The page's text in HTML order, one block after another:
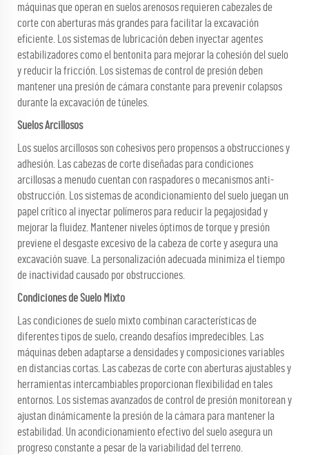
máquinas que operan en suelos arenosos requieren cabezales de
corte con aberturas más grandes para facilitar la excavación
eficiente. Los sistemas de lubricación deben inyectar agentes
estabilizadores como el bentonita para mejorar la cohesión del suelo
y reducir la fricción. Los sistemas de control de presión deben
mantener una presión de cámara constante para prevenir colapsos
durante la excavación de túneles.
Suelos Arcillosos
Los suelos arcillosos son cohesivos pero propensos a obstrucciones y
adhesión. Las cabezas de corte diseñadas para condiciones
arcillosas a menudo cuentan con raspadores o mecanismos anti-
obstrucción. Los sistemas de acondicionamiento del suelo juegan un
papel crítico al inyectar polímeros para reducir la pegajosidad y
mejorar la fluidez. Mantener niveles óptimos de torque y presión
previene el desgaste excesivo de la cabeza de corte y asegura una
excavación suave. La personalización adecuada minimiza el tiempo
de inactividad causado por obstrucciones.
Condiciones de Suelo Mixto
Las condiciones de suelo mixto combinan características de
diferentes tipos de suelo, creando desafíos impredecibles. Las
máquinas deben adaptarse a densidades y composiciones variables
en distancias cortas. Las cabezas de corte con aberturas ajustables y
herramientas intercambiables proporcionan flexibilidad en tales
entornos. Los sistemas avanzados de control de presión monitorean y
ajustan dinámicamente la presión de la cámara para mantener la
estabilidad. Un acondicionamiento efectivo del suelo asegura un
progreso constante a pesar de la variabilidad del terreno.